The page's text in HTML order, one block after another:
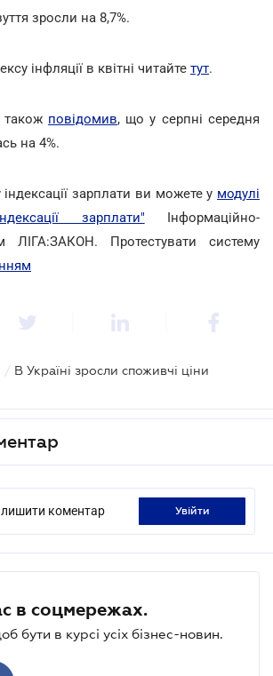
зросли на 8,7%.
інфляції в квітні читайте тут.
також повідомив, що у серпні середня
на 4%.
зарплати ви можете у модулі
зарплати" Інформаційно-
ЛІГА:ЗАКОН. Протестувати систему
/ В Україні зросли споживчі ціни
коментар увійти
в соцмережах.
бути в курсі усіх бізнес-новин.